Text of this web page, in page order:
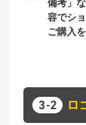
備考」
容でシ
ご購入
ロ